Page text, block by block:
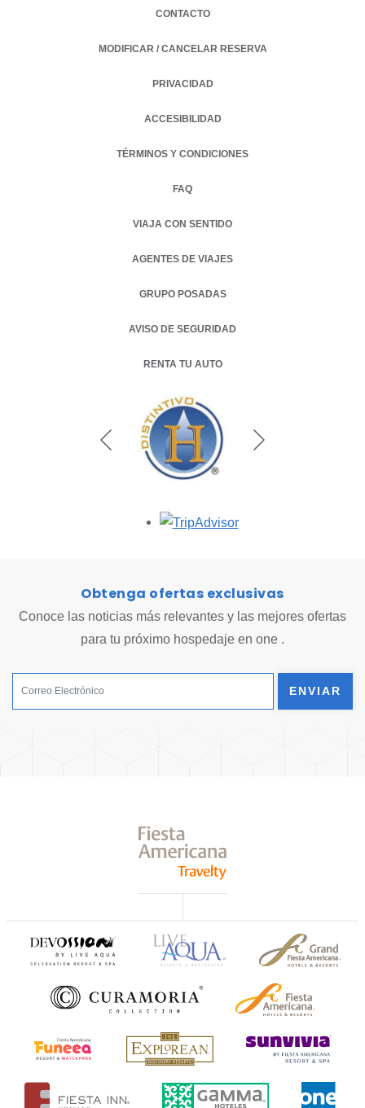
CONTACTO
MODIFICAR / CANCELAR RESERVA
PRIVACIDAD
OPENS IN A NEW TAB.
ACCESIBILIDAD
TÉRMINOS Y CONDICIONES
FAQ
VIAJA CON SENTIDO
AGENTES DE VIAJES
GRUPO POSADAS
AVISO DE SEGURIDAD
RENTA TU AUTO
OPENS IN A NEW TAB.
Opens in a new tab.
Obtenga ofertas exclusivas
Conoce las noticias más relevantes y las mejores ofertas
para tu próximo hospedaje en one .
ENVIAR